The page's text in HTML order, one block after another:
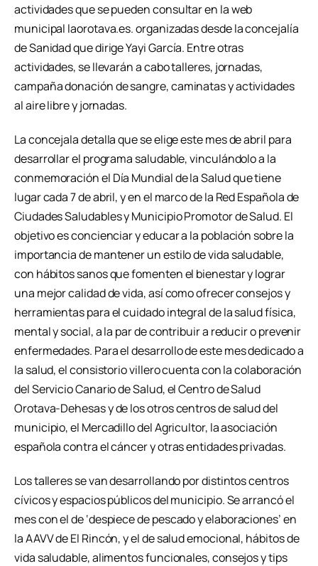
actividades que se pueden consultar en la web
municipal laorotava.es. organizadas desde la concejalía
de Sanidad que dirige Yayi García. Entre otras
actividades, se llevarán a cabo talleres, jornadas,
campaña donación de sangre, caminatas y actividades
al aire libre y jornadas.
La concejala detalla que se elige este mes de abril para
desarrollar el programa saludable, vinculándolo a la
conmemoración el Día Mundial de la Salud que tiene
lugar cada 7 de abril, y en el marco de la Red Española de
Ciudades Saludables y Municipio Promotor de Salud. El
objetivo es concienciar y educar a la población sobre la
importancia de mantener un estilo de vida saludable,
con hábitos sanos que fomenten el bienestar y lograr
una mejor calidad de vida, así como ofrecer consejos y
herramientas para el cuidado integral de la salud física,
mental y social, a la par de contribuir a reducir o prevenir
enfermedades. Para el desarrollo de este mes dedicado a
la salud, el consistorio villero cuenta con la colaboración
del Servicio Canario de Salud, el Centro de Salud
Orotava-Dehesas y de los otros centros de salud del
municipio, el Mercadillo del Agricultor, la asociación
española contra el cáncer y otras entidades privadas.
Los talleres se van desarrollando por distintos centros
cívicos y espacios públicos del municipio. Se arrancó el
mes con el de ‘despiece de pescado y elaboraciones’ en
la AAVV de El Rincón, y el de salud emocional, hábitos de
vida saludable, alimentos funcionales, consejos y tips